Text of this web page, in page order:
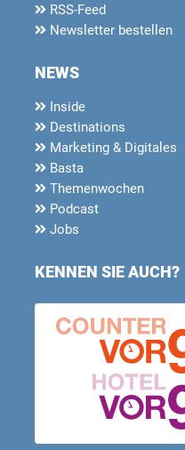
RSS-Feed
Newsletter bestellen
NEWS
Inside
Destinations
Marketing & Digitales
Basta
Themenwochen
Podcast
Jobs
KENNEN SIE AUCH?